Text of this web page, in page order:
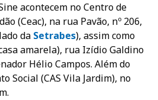
acontecem no Centro de
(Ceac), na rua Pavão, nº 206,
da Setrabes), assim como
amarela), rua Izídio Galdino
Hélio Campos. Além do
Social (CAS Vila Jardim), no